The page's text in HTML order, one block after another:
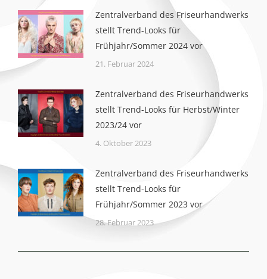
Zentralverband des Friseurhandwerks
stellt Trend-Looks für
Frühjahr/Sommer 2024 vor
21. Februar 2024
Zentralverband des Friseurhandwerks
stellt Trend-Looks für Herbst/Winter
2023/24 vor
4. Oktober 2023
Zentralverband des Friseurhandwerks
stellt Trend-Looks für
Frühjahr/Sommer 2023 vor
28. Februar 2023